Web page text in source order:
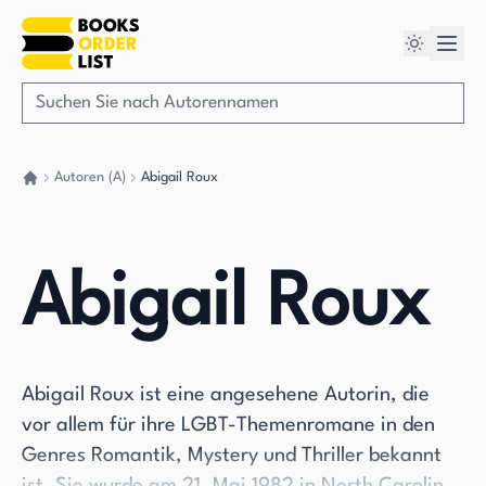
Autoren (A) Abigail Roux
Abigail Roux
Abigail Roux ist eine angesehene Autorin, die
vor allem für ihre LGBT-Themenromane in den
Genres Romantik, Mystery und Thriller bekannt